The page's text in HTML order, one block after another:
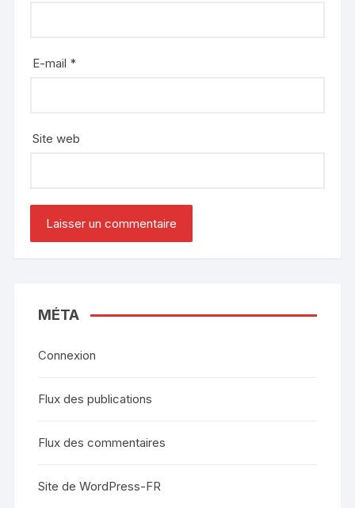
E-mail *
Site web
MÉTA
Connexion
Flux des publications
Flux des commentaires
Site de WordPress-FR